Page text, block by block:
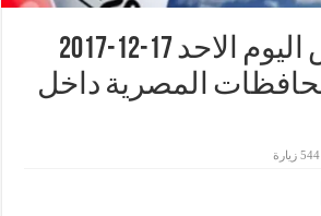
حالة الطقس اليوم الاحد 17-12-2017
المصرية داخل
544 زيارة